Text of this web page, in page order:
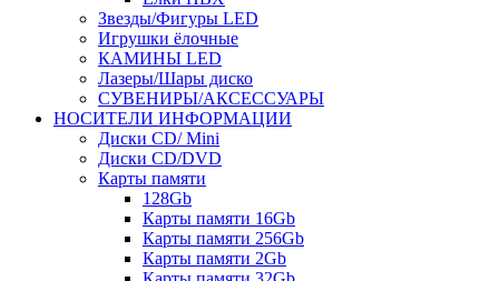
Звезды/Фигуры LED
Игрушки ёлочные
КАМИНЫ LED
Лазеры/Шары диско
СУВЕНИРЫ/АКСЕССУАРЫ
НОСИТЕЛИ ИНФОРМАЦИИ
Диски CD/ Mini
Диски CD/DVD
Карты памяти
128Gb
Карты памяти 16Gb
Карты памяти 256Gb
Карты памяти 2Gb